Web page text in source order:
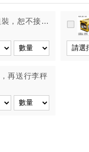
，恕不接受
再送行李秤